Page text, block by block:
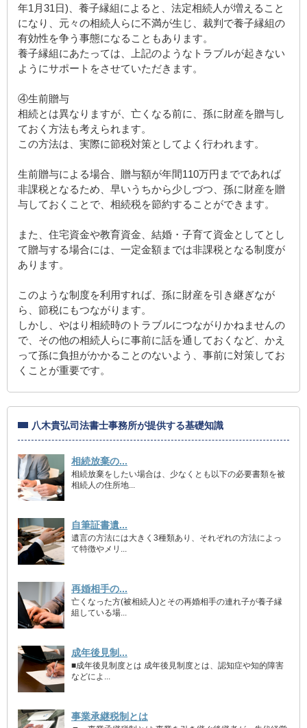
年1月31日)、養子縁組によると、法定相続人が増えること
になり、元々の相続人らに不満が生じ、裁判で養子縁組の
有効性を争う事態になることもあります。
養子縁組にあたっては、上記のようなトラブルが起きない
ようにサポートをさせていただきます。
④生前贈与
相続とは異なりますが、亡くなる前に、孫に財産を贈与し
ておく方法も考えられます。
この方法は、実際に節税対策としてよく行われます。
生前贈与による場合、贈与額が年間110万円までであれば
非課税となるため、早いうちから少しづつ、孫に財産を贈
与しておくことで、相続税を節約することができます。
また、住宅資金や教育資金、結婚・子育て資金としてとし
て贈与する場合には、一定金額までは非課税となる制度が
あります。
このような制度を利用すれば、孫に財産を引き継ぎなが
ら、節税にもつながります。
しかし、やはり相続時のトラブルにつながりかねませんの
で、その他の相続人らに事前に話を通しておくなど、かえ
って孫に負担がかかることのないよう、事前に対策してお
くことが重要です。
八木貴弘司法書士事務所が提供する基礎知識
相続放棄の...
相続放棄をしたい場合は、少なくとも以下の必要書類を被
相続人の住所地...
自筆証書遺...
遺言の方法には大きく3種類あり、それぞれの方法によっ
て特徴やメリ...
再婚相手の...
亡くなった方(被相続人)とその再婚相手の連れ子が養子縁
組している場...
成年後見制...
■成年後見制度とは 成年後見制度とは、認知症や知的障害
などによ...
事業承継税制とは